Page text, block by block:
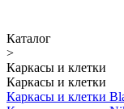
Каталог
>
Каркасы и клетки
Каркасы и клетки
Каркасы и клетки